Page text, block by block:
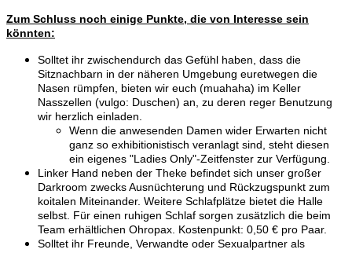
Zum Schluss noch einige Punkte, die von Interesse sein
könnten:
Solltet ihr zwischendurch das Gefühl haben, dass die
Sitznachbarn in der näheren Umgebung euretwegen die
Nasen rümpfen, bieten wir euch (muahaha) im Keller
Nasszellen (vulgo: Duschen) an, zu deren reger Benutzung
wir herzlich einladen.
Wenn die anwesenden Damen wider Erwarten nicht
ganz so exhibitionistisch veranlagt sind, steht diesen
ein eigenes "Ladies Only"-Zeitfenster zur Verfügung.
Linker Hand neben der Theke befindet sich unser großer
Darkroom zwecks Ausnüchterung und Rückzugspunkt zum
koitalen Miteinander. Weitere Schlafplätze bietet die Halle
selbst. Für einen ruhigen Schlaf sorgen zusätzlich die beim
Team erhältlichen Ohropax. Kostenpunkt: 0,50 € pro Paar.
Solltet ihr Freunde, Verwandte oder Sexualpartner als